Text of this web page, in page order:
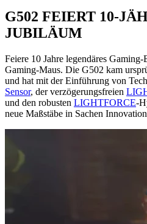
G502 FEIERT 10-
JUBILÄUM
Feiere 10 Jahre legendäres
Gaming-Maus. Die G502 kam
und hat mit der Einführung von
Sensor, der verzögerungsfreien
und den robusten LIGHTFORCE-
neue Maßstäbe in Sachen